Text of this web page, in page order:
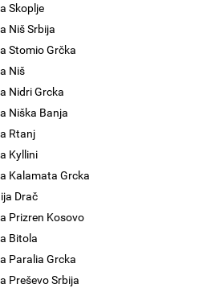
Skoplje
Niš Srbija
Stomio Grčka
Niš
Nidri Grcka
Niška Banja
Rtanj
Kyllini
Kalamata Grcka
Drač
Prizren Kosovo
Bitola
Paralia Grcka
Preševo Srbija